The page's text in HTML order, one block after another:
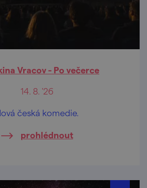
Vracov - Po večerce
14. 8. '26
česká komedie.
prohlédnout